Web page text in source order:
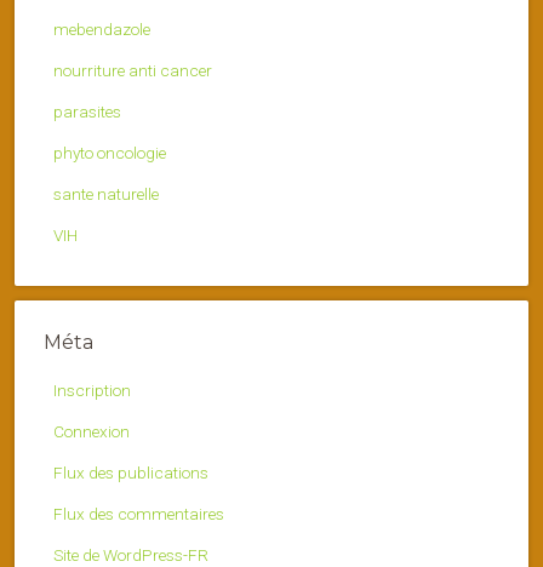
mebendazole
nourriture anti cancer
parasites
phyto oncologie
sante naturelle
VIH
Méta
Inscription
Connexion
Flux des publications
Flux des commentaires
Site de WordPress-FR